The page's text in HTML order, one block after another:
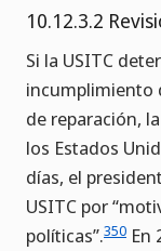
10.12.3.2
Si la USITC
incumplimiento
de reparación,
los Estados
días, el
USITC por
políticas”.350 En